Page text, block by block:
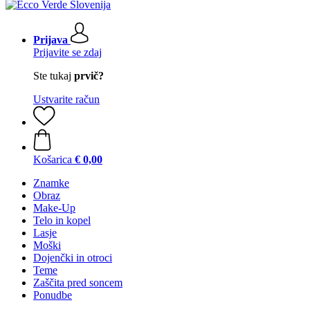
Prijava
Prijavite se zdaj
Ste tukaj prvič?
Ustvarite račun
Košarica € 0,00
Znamke
Obraz
Make-Up
Telo in kopel
Lasje
Moški
Dojenčki in otroci
Teme
Zaščita pred soncem
Ponudbe